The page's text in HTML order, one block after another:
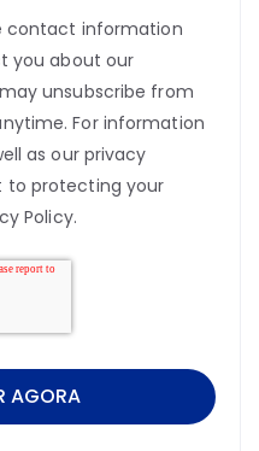
contact information
you about our
unsubscribe from
For information
as our privacy
protecting your
Policy.